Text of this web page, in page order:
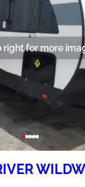
right for more